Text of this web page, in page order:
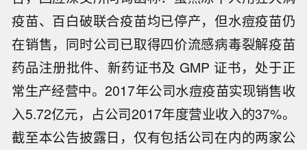
疫苗、百白破联合疫苗均已停产，但水痘疫苗仍
在销售，同时公司已取得四价流感病毒裂解疫苗
药品注册批件、新药证书及 GMP 证书，处于正
常生产经营中。2017年公司水痘疫苗实现销售收
入5.72亿元，占公司2017年度营业收入的37%。
截至本公告披露日，仅有包括公司在内的两家公